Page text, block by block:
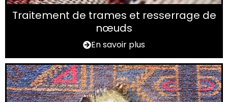
Traitement de trames et resserrage de
nœuds
En savoir plus